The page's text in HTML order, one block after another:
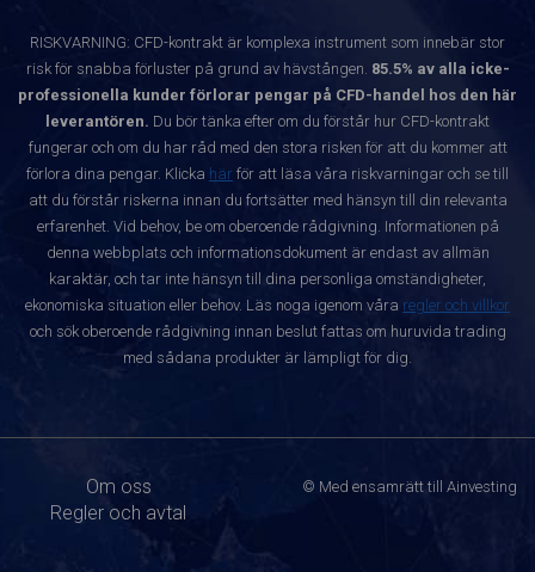
RISKVARNING: CFD-kontrakt är komplexa instrument som innebär stor
risk för snabba förluster på grund av hävstången. 85.5% av alla icke-
professionella kunder förlorar pengar på CFD-handel hos den här
leverantören. Du bör tänka efter om du förstår hur CFD-kontrakt
fungerar och om du har råd med den stora risken för att du kommer att
förlora dina pengar. Klicka här för att läsa våra riskvarningar och se till
att du förstår riskerna innan du fortsätter med hänsyn till din relevanta
erfarenhet. Vid behov, be om oberoende rådgivning. Informationen på
denna webbplats och informationsdokument är endast av allmän
karaktär, och tar inte hänsyn till dina personliga omständigheter,
ekonomiska situation eller behov. Läs noga igenom våra regler och villkor
och sök oberoende rådgivning innan beslut fattas om huruvida trading
med sådana produkter är lämpligt för dig.
Om oss
Regler och avtal
© Med ensamrätt till Ainvesting